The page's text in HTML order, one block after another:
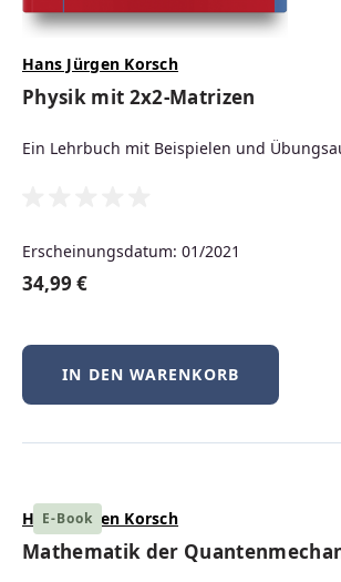
Seminaren.
MEHR INFOS FÜR
Unsere große
Hans Jürgen Korsch
Physik mit 2x2-Matrizen
Ein Lehrbuch mit Beispielen und
Erscheinungsdatum: 01/2021
34,99 €
IN DEN WARENKORB
E-Book
Hans Jürgen Korsch
Mathematik der